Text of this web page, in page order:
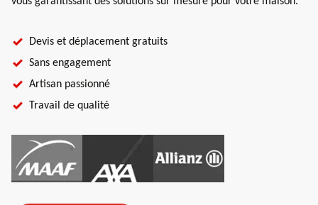
Devis et déplacement gratuits
Sans engagement
Artisan passionné
Travail de qualité